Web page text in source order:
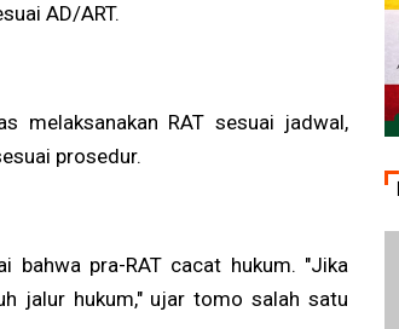
AD/ART.
melaksanakan RAT sesuai jadwal,
prosedur.
bahwa pra-RAT cacat hukum. "Jika
jalur hukum," ujar tomo salah satu